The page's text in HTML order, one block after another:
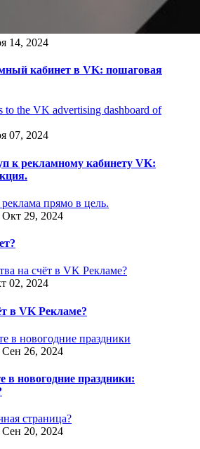
14, 2024
кабинет в VK: пошаговая
07, 2024
к рекламному кабинету VK:
Окт 29, 2024
02, 2024
в VK Рекламе?
Сен 26, 2024
в новогодние праздники:
Сен 20, 2024